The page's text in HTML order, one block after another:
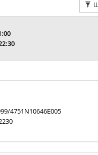
4751N10646E005